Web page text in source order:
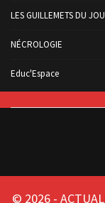
LES GUILLEMETS DU
NÉCROLOGIE
Educ'Espace
© 2026 -